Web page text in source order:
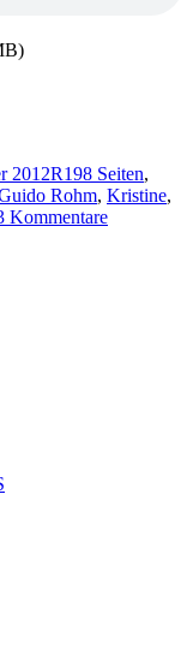
2012R198 Seiten,
Rohm, Kristine,
Kommentarezu